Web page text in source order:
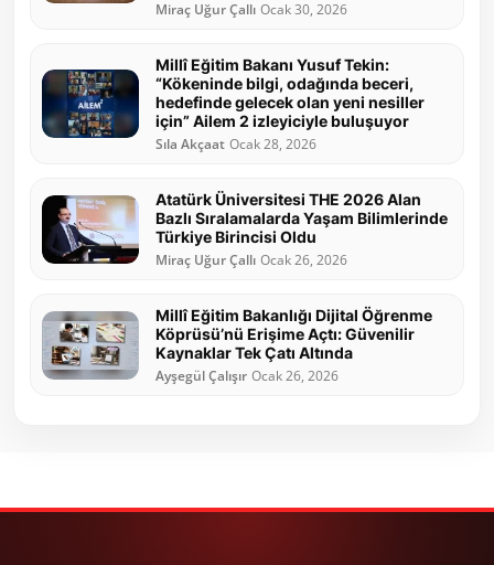
Miraç Uğur Çallı Ocak 30, 2026
Millî Eğitim Bakanı Yusuf Tekin:
“Kökeninde bilgi, odağında beceri,
hedefinde gelecek olan yeni nesiller
için” Ailem 2 izleyiciyle buluşuyor
Sıla Akçaat Ocak 28, 2026
Atatürk Üniversitesi THE 2026 Alan
Bazlı Sıralamalarda Yaşam Bilimlerinde
Türkiye Birincisi Oldu
Miraç Uğur Çallı Ocak 26, 2026
Millî Eğitim Bakanlığı Dijital Öğrenme
Köprüsü’nü Erişime Açtı: Güvenilir
Kaynaklar Tek Çatı Altında
Ayşegül Çalışır Ocak 26, 2026